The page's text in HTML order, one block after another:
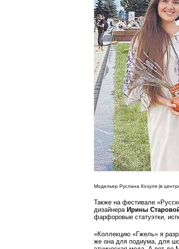
Модельер Руслана Козуля (в
Также на фестивале
дизайнера Ирин­ы
фарфоровые статуэтки,
«Коллекцию «Гжель» я
же она для подиума, для